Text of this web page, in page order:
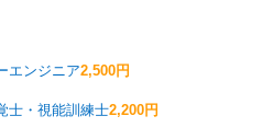
エンジニア2,500円
士・視能訓練士2,200円